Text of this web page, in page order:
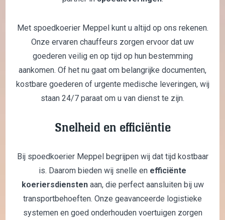
Met spoedkoerier Meppel kunt u altijd op ons rekenen.
Onze ervaren chauffeurs zorgen ervoor dat uw
goederen veilig en op tijd op hun bestemming
aankomen. Of het nu gaat om belangrijke documenten,
kostbare goederen of urgente medische leveringen, wij
staan 24/7 paraat om u van dienst te zijn.
Snelheid en efficiëntie
Bij spoedkoerier Meppel begrijpen wij dat tijd kostbaar
is. Daarom bieden wij snelle en efficiënte
koeriersdienstenaan, die perfect aansluiten bij uw
transportbehoeften. Onze geavanceerde logistieke
systemen en goed onderhouden voertuigen zorgen